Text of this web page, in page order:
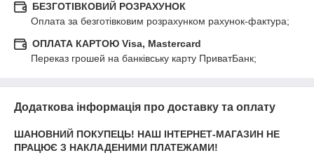
БЕЗГОТІВКОВИЙ РОЗРАХУНОК
Оплата за безготівковим розрахунком рахунок-фактура;
ОПЛАТА КАРТОЮ Visa, Mastercard
Переказ грошей на банківську карту ПриватБанк;
Додаткова інформація про доставку та оплату
ШАНОВНИЙ ПОКУПЕЦЬ! НАШ ІНТЕРНЕТ-МАГАЗИН НЕ
ПРАЦЮЄ З НАКЛАДЕНИМИ ПЛАТЕЖАМИ!